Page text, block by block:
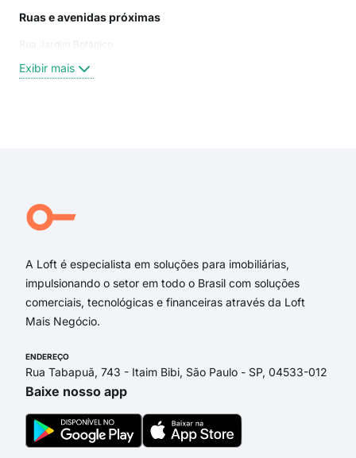
Ruas e avenidas próximas
Rua Jardim Botânico
Exibir mais
A Loft é especialista em soluções para imobiliárias,
impulsionando o setor em todo o Brasil com soluções
comerciais, tecnológicas e financeiras através da Loft
Mais Negócio.
ENDEREÇO
Rua Tabapuã, 743 - Itaim Bibi, São Paulo - SP, 04533-012
Baixe nosso app